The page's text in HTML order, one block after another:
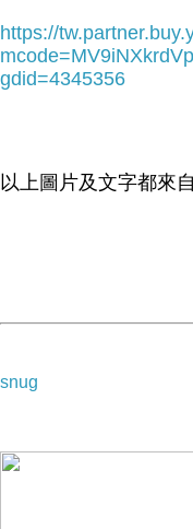
https://
gdid=4345356
以上圖片及文字都來
snug